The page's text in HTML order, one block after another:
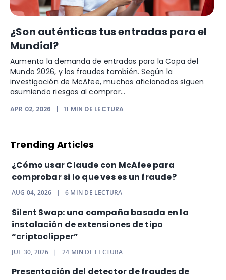
¿Son auténticas tus entradas para el
Mundial?
Aumenta la demanda de entradas para la Copa del
Mundo 2026, y los fraudes también. Según la
investigación de McAfee, muchos aficionados siguen
asumiendo riesgos al comprar...
APR 02, 2026 |11 MIN DE LECTURA
Trending Articles
¿Cómo usar Claude con McAfee para
comprobar si lo que ves es un fraude?
AUG 04, 2026 |6 MIN DE LECTURA
Silent Swap: una campaña basada en la
instalación de extensiones de tipo
“criptoclipper”
JUL 30, 2026 |24 MIN DE LECTURA
Presentación del detector de fraudes de